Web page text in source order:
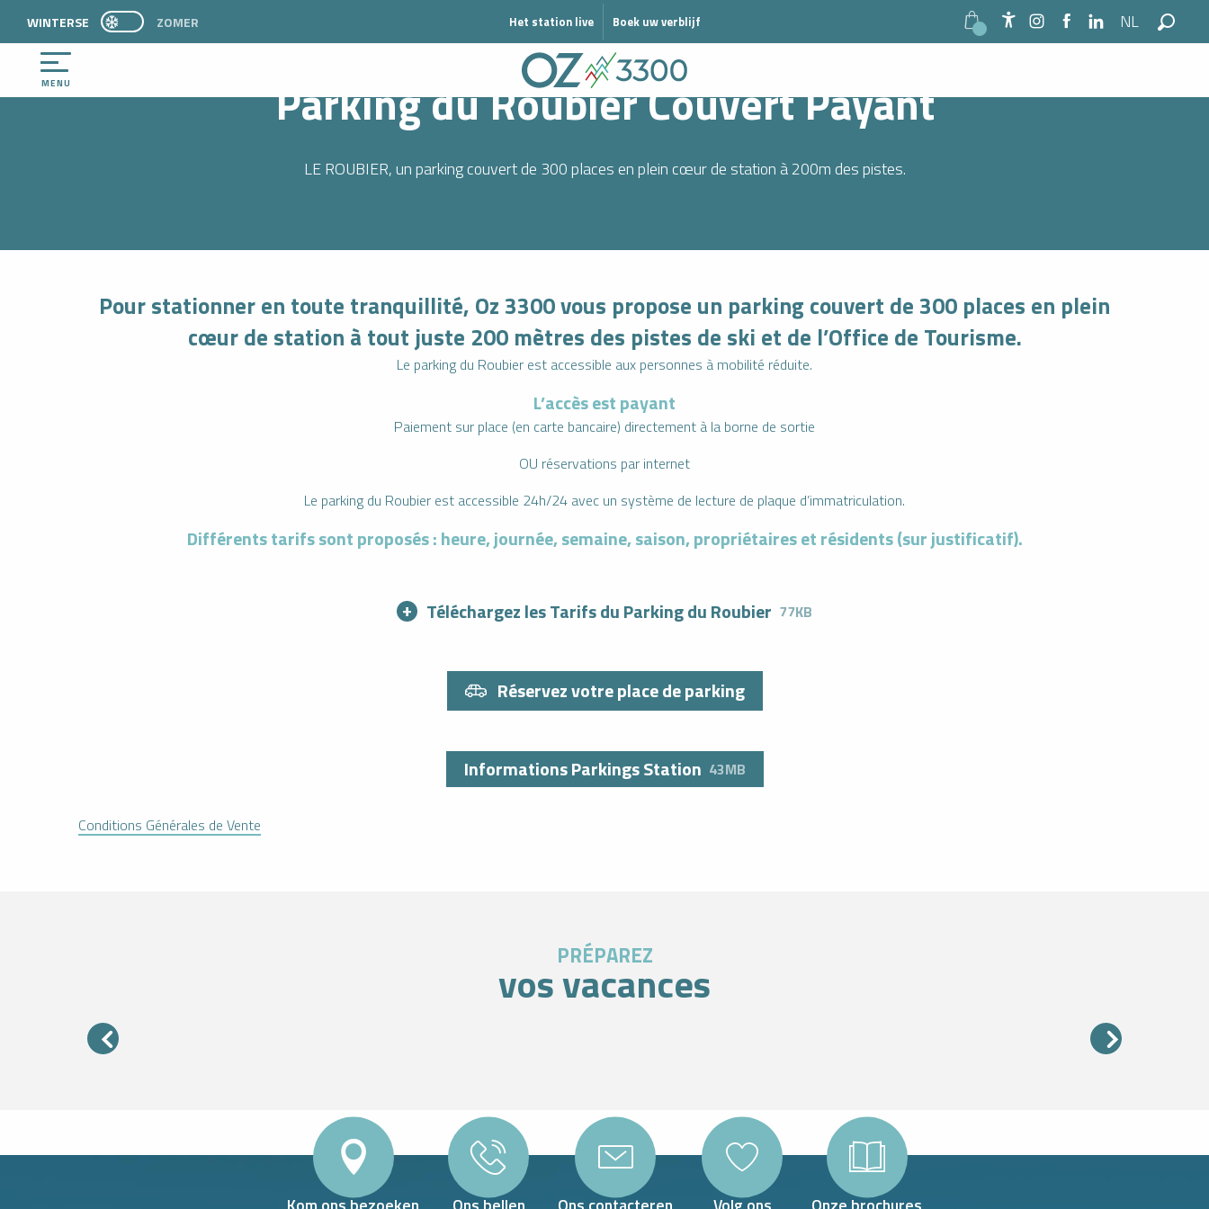
contenu
principal
Accessibilité
PAGE D’ACCUEIL ACTUELLE HIVER : PASSER EN MODE ÉTÉ
WINTERSE PAGE D’ACCUEIL ACTUELLE HIVER : PASSER EN MODE ÉTÉ
ZOMER Het station live Boek uw verblijf NL
Zoek
MENU
Naar Oz 3300 komen Parking du Roubier Couvert Payant
Parking du Roubier Couvert Payant
LE ROUBIER, un parking couvert de 300 places en plein cœur de station à 200m des pistes.
Pour stationner en toute tranquillité, Oz 3300 vous propose un parking couvert de 300 places en plein
cœur de station à tout juste 200 mètres des pistes de ski et de l’Office de Tourisme.
Le parking du Roubier est accessible aux personnes à mobilité réduite.
L’accès est payant
Paiement sur place (en carte bancaire) directement à la borne de sortie
OU réservations par internet
Le parking du Roubier est accessible 24h/24 avec un système de lecture de plaque d’immatriculation.
Différents tarifs sont proposés : heure, journée, semaine, saison, propriétaires et résidents (sur justificatif).
Téléchargez les Tarifs du Parking du Roubier 77KB
Réservez votre place de parking
Informations Parkings Station 43MB
Conditions Générales de Vente
PRÉPAREZ
vos vacances
OZ ACCESS